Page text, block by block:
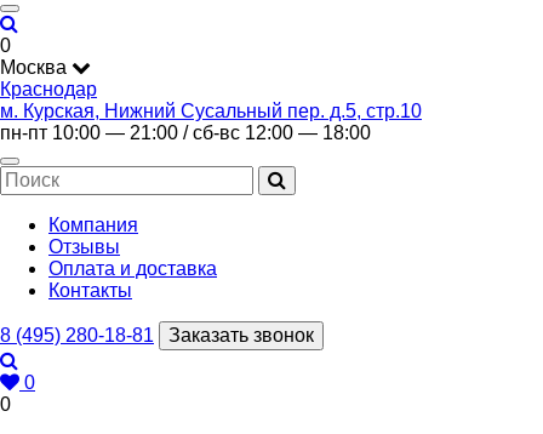
0
Москва
Краснодар
м. Курская, Нижний Сусальный пер. д.5, стр.10
пн-пт 10:00 — 21:00 / сб-вс 12:00 — 18:00
Компания
Отзывы
Оплата и доставка
Контакты
8 (495) 280-18-81 Заказать звонок
0
0